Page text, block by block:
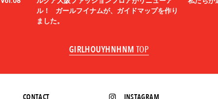
ル！ ガールフイナムが、ガイドマップを作り
ました。
GIRLHOUYHNHNM TOP
INSTAGRAM
CONTACT